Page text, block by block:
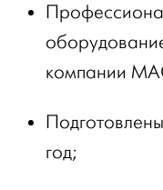
компании
год;